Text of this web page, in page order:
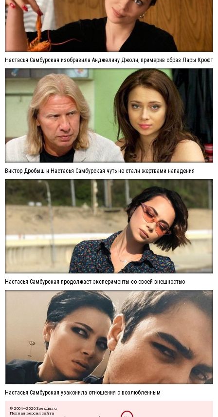
Настасья Самбурская изобразила Анджелину Джоли, примерив образ Лары Крофт
Виктор Дробыш и Настасья Самбурская чуть не стали жертвами нападения
Настасья Самбурская продолжает эксперименты со своей внешностью
Настасья Самбурская узаконила отношения с возлюбленным
© 2004—2026 Звёзды.ru
Полная версия сайта